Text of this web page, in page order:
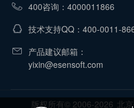
400咨询：4000011866
技术支持QQ：400-0011-
产品建议邮箱：
yixin@esensoft.com
版权所有© 2006-2026 北